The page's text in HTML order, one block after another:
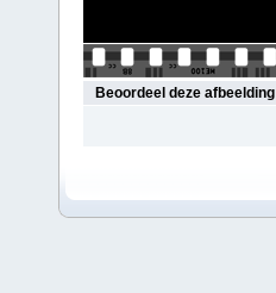
Beoordeel deze afbeelding